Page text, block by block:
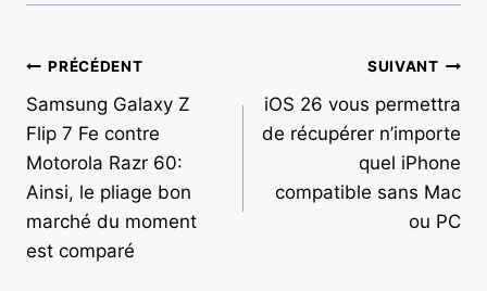
Navigation
de
l’article
PRÉCÉDENT
Samsung Galaxy Z
Flip 7 Fe contre
Motorola Razr 60:
Ainsi, le pliage bon
marché du moment
est comparé
SUIVANT
iOS 26 vous permettra
de récupérer n’importe
quel iPhone
compatible sans Mac
ou PC